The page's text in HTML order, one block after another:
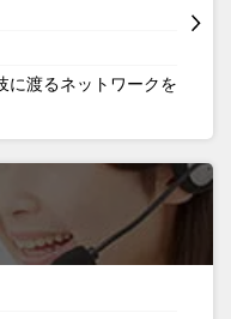
に渡るネットワークを